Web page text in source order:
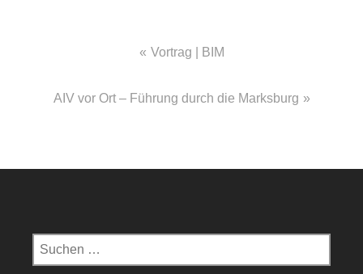
Beitragsnavigation
Vortrag | BIM
AIV vor Ort – Führung durch die Marksburg
Suchen
nach: